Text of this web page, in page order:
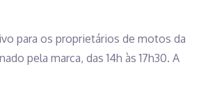
para os proprietários de motos da
pela marca, das 14h às 17h30. A